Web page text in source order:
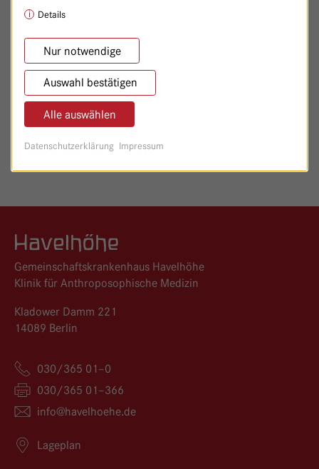
info@
Kladower Damm 221
14089 Berlin
SEITE TEILEN
Logo GKH Havelhöhe
Gemeinschaftskrankenhaus Havelhöhe
Klinik für Anthroposophische Medizin
Kladower Damm 221
14089 Berlin
030/365 01–0
030/365 01–366
info@havelhoehe.de
Lageplan
Details
Nur notwendige
Auswahl bestätigen
Alle auswählen
Datenschutzerklärung Impressum